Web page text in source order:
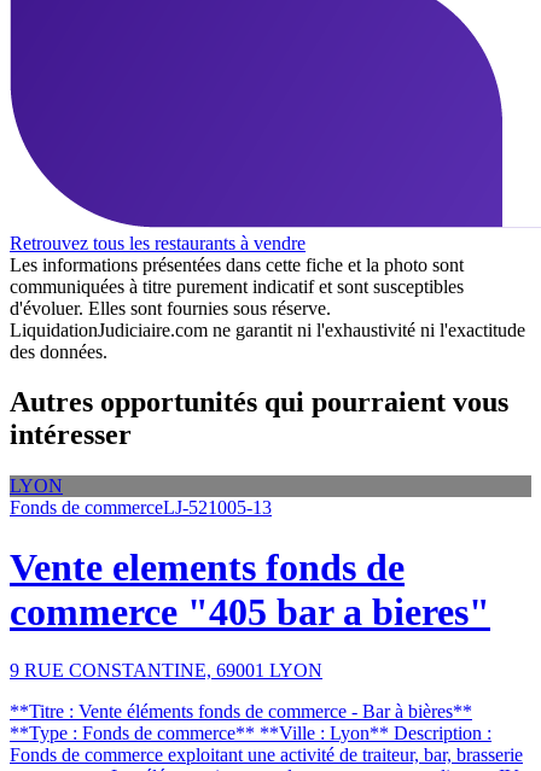
Retrouvez tous les restaurants à vendre
Les informations présentées dans cette fiche et la photo sont
communiquées à titre purement indicatif et sont susceptibles
d'évoluer. Elles sont fournies sous réserve.
LiquidationJudiciaire.com ne garantit ni l'exhaustivité ni l'exactitude
des données.
Autres opportunités qui pourraient vous
intéresser
LYON
Fonds de commerceLJ-521005-13
Vente elements fonds de
commerce "405 bar a bieres"
9 RUE CONSTANTINE, 69001 LYON
**Titre : Vente éléments fonds de commerce - Bar à bières**
**Type : Fonds de commerce** **Ville : Lyon** Description :
Fonds de commerce exploitant une activité de traiteur, bar, brasserie